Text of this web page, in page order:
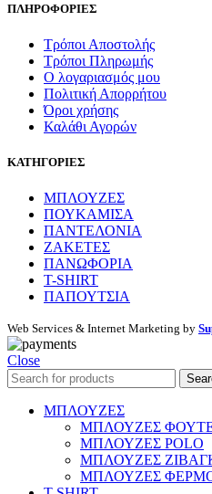
ΠΛΗΡΟΦΟΡΙΕΣ
Τρόποι Αποστολής
Τρόποι Πληρωμής
Ο λογαριασμός μου
Πολιτική Απορρήτου
Όροι χρήσης
Καλάθι Αγορών
ΚΑΤΗΓΟΡΙΕΣ
ΜΠΛΟΥΖΕΣ
ΠΟΥΚΑΜΙΣΑ
ΠΑΝΤΕΛΟΝΙΑ
ΖΑΚΕΤΕΣ
ΠΑΝΩΦΟΡΙΑ
T-SHIRT
ΠΑΠΟΥΤΣΙΑ
Web Services & Internet Marketing by
Close
ΜΠΛΟΥΖΕΣ
ΜΠΛΟΥΖΕΣ
ΜΠΛΟΥΖΕΣ POLO
ΜΠΛΟΥΖΕΣ
ΜΠΛΟΥΖΕΣ